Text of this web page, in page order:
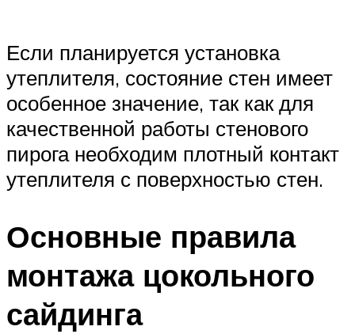
Если планируется установка
утеплителя, состояние стен имеет
особенное значение, так как для
качественной работы стенового
пирога необходим плотный контакт
утеплителя с поверхностью стен.
Основные правила
монтажа цокольного
сайдинга